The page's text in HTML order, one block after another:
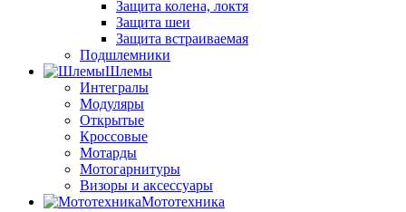
Защита колена, локтя
Защита шеи
Защита встраиваемая
Подшлемники
Шлемы
Интегралы
Модуляры
Открытые
Кроссовые
Мотарды
Мотогарнитуры
Визоры и аксессуары
Мототехника